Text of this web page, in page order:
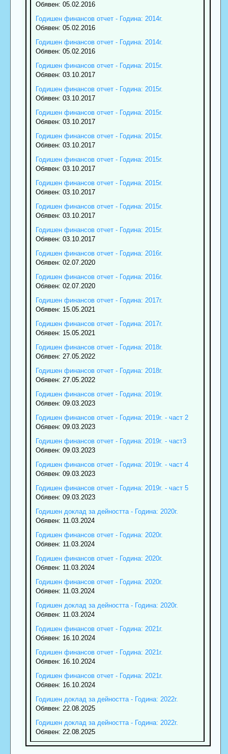
Обявен: 05.02.2016
Годишен финансов отчет - Година: 2014г.
Обявен: 05.02.2016
Годишен финансов отчет - Година: 2014г.
Обявен: 05.02.2016
Годишен финансов отчет - Година: 2015г.
Обявен: 03.10.2017
Годишен финансов отчет - Година: 2015г.
Обявен: 03.10.2017
Годишен финансов отчет - Година: 2015г.
Обявен: 03.10.2017
Годишен финансов отчет - Година: 2015г.
Обявен: 03.10.2017
Годишен финансов отчет - Година: 2015г.
Обявен: 03.10.2017
Годишен финансов отчет - Година: 2015г.
Обявен: 03.10.2017
Годишен финансов отчет - Година: 2015г.
Обявен: 03.10.2017
Годишен финансов отчет - Година: 2015г.
Обявен: 03.10.2017
Годишен финансов отчет - Година: 2016г.
Обявен: 02.07.2020
Годишен финансов отчет - Година: 2016г.
Обявен: 02.07.2020
Годишен финансов отчет - Година: 2017г.
Обявен: 15.05.2021
Годишен финансов отчет - Година: 2017г.
Обявен: 15.05.2021
Годишен финансов отчет - Година: 2018г.
Обявен: 27.05.2022
Годишен финансов отчет - Година: 2018г.
Обявен: 27.05.2022
Годишен финансов отчет - Година: 2019г.
Обявен: 09.03.2023
Годишен финансов отчет - Година: 2019г. - част 2
Обявен: 09.03.2023
Годишен финансов отчет - Година: 2019г. - част3
Обявен: 09.03.2023
Годишен финансов отчет - Година: 2019г. - част 4
Обявен: 09.03.2023
Годишен финансов отчет - Година: 2019г. - част 5
Обявен: 09.03.2023
Годишен доклад за дейността - Година: 2020г.
Обявен: 11.03.2024
Годишен финансов отчет - Година: 2020г.
Обявен: 11.03.2024
Годишен финансов отчет - Година: 2020г.
Обявен: 11.03.2024
Годишен финансов отчет - Година: 2020г.
Обявен: 11.03.2024
Годишен доклад за дейността - Година: 2020г.
Обявен: 11.03.2024
Годишен финансов отчет - Година: 2021г.
Обявен: 16.10.2024
Годишен финансов отчет - Година: 2021г.
Обявен: 16.10.2024
Годишен финансов отчет - Година: 2021г.
Обявен: 16.10.2024
Годишен доклад за дейността - Година: 2022г.
Обявен: 22.08.2025
Годишен доклад за дейността - Година: 2022г.
Обявен: 22.08.2025